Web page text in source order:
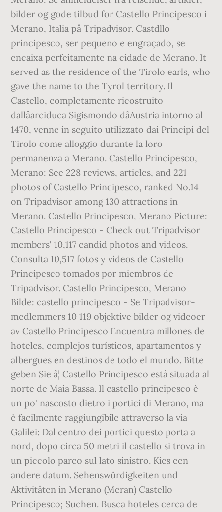
bilder og gode tilbud for Castello Principesco i
Merano, Italia på Tripadvisor. Castdllo
principesco, ser pequeno e engraçado, se
encaixa perfeitamente na cidade de Merano. It
served as the residence of the Tirolo earls, who
gave the name to the Tyrol territory. Il
Castello, completamente ricostruito
dallâarciduca Sigismondo dâAustria intorno al
1470, venne in seguito utilizzato dai Principi del
Tirolo come alloggio durante la loro
permanenza a Merano. Castello Principesco,
Merano: See 228 reviews, articles, and 221
photos of Castello Principesco, ranked No.14
on Tripadvisor among 130 attractions in
Merano. Castello Principesco, Merano Picture:
Castello Principesco - Check out Tripadvisor
members' 10,117 candid photos and videos.
Consulta 10,517 fotos y videos de Castello
Principesco tomados por miembros de
Tripadvisor. Castello Principesco, Merano
Bilde: castello principesco - Se Tripadvisor-
medlemmers 10 119 objektive bilder og videoer
av Castello Principesco Encuentra millones de
hoteles, complejos turísticos, apartamentos y
albergues en destinos de todo el mundo. Bitte
geben Sie â¦ Castello Principesco está situada al
norte de Maia Bassa. Il castello principesco è
un po' nascosto dietro i portici di Merano, ma
è facilmente raggiungibile attraverso la via
Galilei: Dal centro dei portici questo porta a
nord, dopo circa 50 metri il castello si trova in
un piccolo parco sul lato sinistro. Kies een
andere datum. Sehenswürdigkeiten und
Aktivitäten in Merano (Meran) Castello
Principesco; Suchen. Busca hoteles cerca de